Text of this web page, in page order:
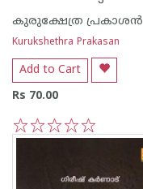
കുരുക്ഷേത്ര പ്രകാശന്‍
Kurukshethra Prakasan
Add to Cart
Rs 70.00
5
4
3
2
1